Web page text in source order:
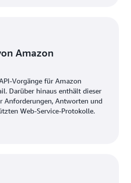
Amazon
Vorgänge für Amazon
Darüber hinaus enthält dieser
Anforderungen, Antworten und
Web-Service-Protokolle.